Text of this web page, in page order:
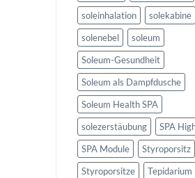
soleinhalation
solekabine
solenebel
soleum
Soleum-Gesundheit
Soleum als Dampfdusche
Soleum Health SPA
solezerstäubung
SPA
SPA Module
Styroporsitz
Styroporsitze
Tepidarium